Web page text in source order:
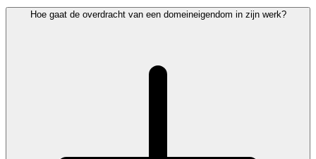
Hoe gaat de overdracht van een domeineigendom in zijn werk?